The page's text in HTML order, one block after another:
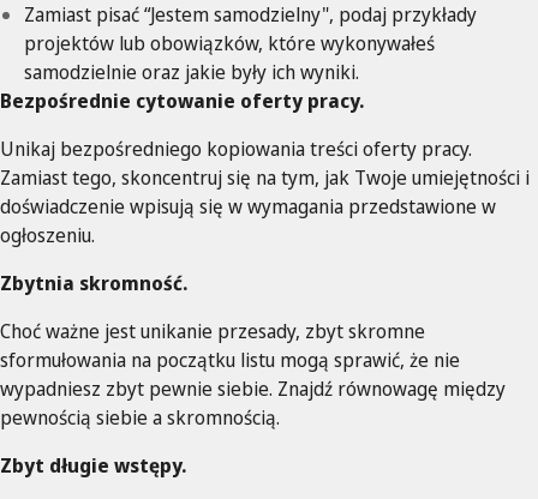
Zamiast pisać “Jestem samodzielny", podaj przykłady
projektów lub obowiązków, które wykonywałeś
samodzielnie oraz jakie były ich wyniki.
Bezpośrednie cytowanie oferty pracy.
Unikaj bezpośredniego kopiowania treści oferty pracy.
Zamiast tego, skoncentruj się na tym, jak Twoje umiejętności i
doświadczenie wpisują się w wymagania przedstawione w
ogłoszeniu.
Zbytnia skromność.
Choć ważne jest unikanie przesady, zbyt skromne
sformułowania na początku listu mogą sprawić, że nie
wypadniesz zbyt pewnie siebie. Znajdź równowagę między
pewnością siebie a skromnością.
Zbyt długie wstępy.